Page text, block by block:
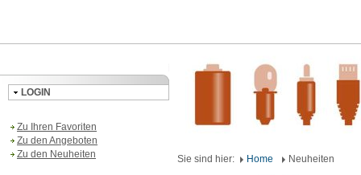
LOGIN
Zu Ihren Favoriten
Zu den Angeboten
Zu den Neuheiten
Sie sind hier: Home Neuheiten